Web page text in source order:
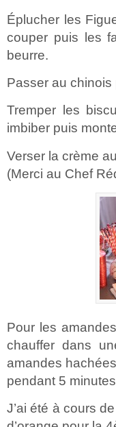
Éplucher les
couper puis les
beurre.
Passer au chinois
Tremper les
imbiber puis
Verser la crème
(Merci au Chef
Pour les
chauffer dans
amandes
pendant 5
J’ai été à cours